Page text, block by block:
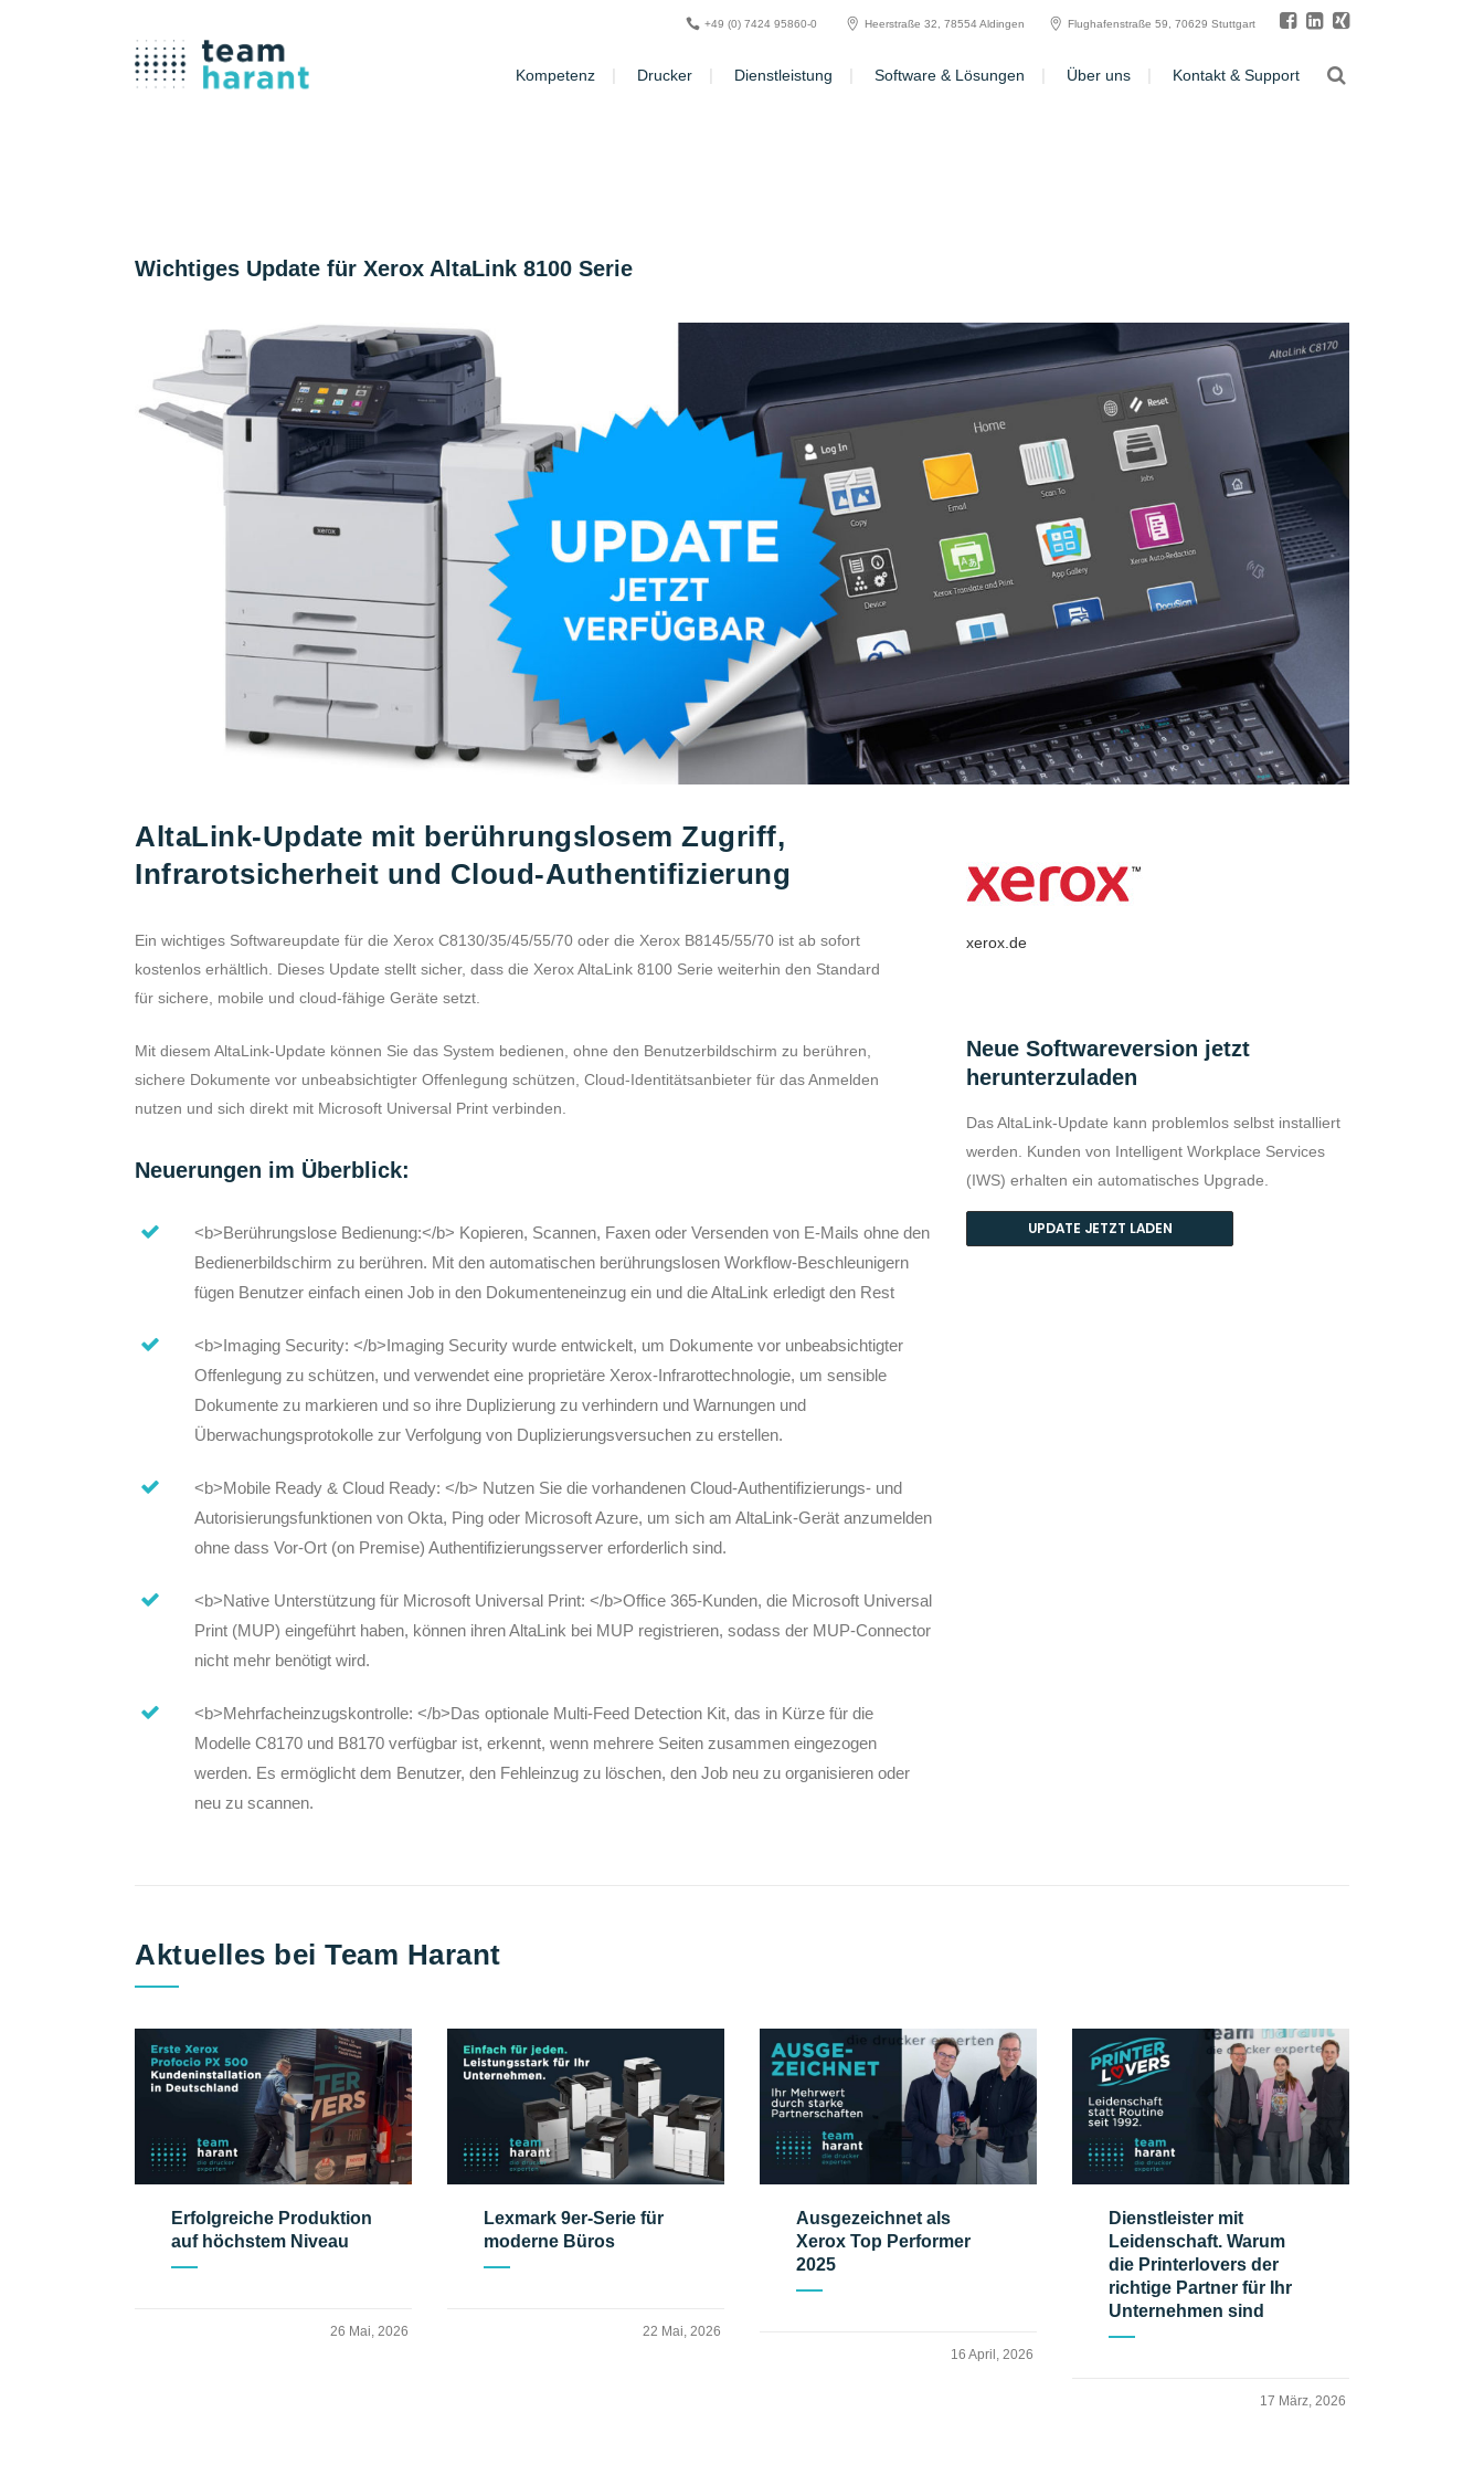
+49 (0) 7424 95860-0 Heerstraße 32, 78554 Aldingen Flughafenstraße 59, 70629 Stuttgart
Kompetenz Drucker Dienstleistung Software & Lösungen Über uns Kontakt & Support
Wichtiges Update für Xerox AltaLink 8100 Serie
AltaLink-Update mit berührungslosem Zugriff,
Infrarotsicherheit und Cloud-Authentifizierung
Ein wichtiges Softwareupdate für die Xerox C8130/35/45/55/70 oder die Xerox B8145/55/70 ist ab sofort
kostenlos erhältlich. Dieses Update stellt sicher, dass die Xerox AltaLink 8100 Serie weiterhin den Standard
für sichere, mobile und cloud-fähige Geräte setzt.
Mit diesem AltaLink-Update können Sie das System bedienen, ohne den Benutzerbildschirm zu berühren,
sichere Dokumente vor unbeabsichtigter Offenlegung schützen, Cloud-Identitätsanbieter für das Anmelden
nutzen und sich direkt mit Microsoft Universal Print verbinden.
Neuerungen im Überblick:
<b>Berührungslose Bedienung:</b> Kopieren, Scannen, Faxen oder Versenden von E-Mails ohne den
Bedienerbildschirm zu berühren. Mit den automatischen berührungslosen Workflow-Beschleunigern
fügen Benutzer einfach einen Job in den Dokumenteneinzug ein und die AltaLink erledigt den Rest
<b>Imaging Security: </b>Imaging Security wurde entwickelt, um Dokumente vor unbeabsichtigter
Offenlegung zu schützen, und verwendet eine proprietäre Xerox-Infrarottechnologie, um sensible
Dokumente zu markieren und so ihre Duplizierung zu verhindern und Warnungen und
Überwachungsprotokolle zur Verfolgung von Duplizierungsversuchen zu erstellen.
<b>Mobile Ready & Cloud Ready: </b> Nutzen Sie die vorhandenen Cloud-Authentifizierungs- und
Autorisierungsfunktionen von Okta, Ping oder Microsoft Azure, um sich am AltaLink-Gerät anzumelden
ohne dass Vor-Ort (on Premise) Authentifizierungsserver erforderlich sind.
<b>Native Unterstützung für Microsoft Universal Print: </b>Office 365-Kunden, die Microsoft Universal
Print (MUP) eingeführt haben, können ihren AltaLink bei MUP registrieren, sodass der MUP-Connector
nicht mehr benötigt wird.
<b>Mehrfacheinzugskontrolle: </b>Das optionale Multi-Feed Detection Kit, das in Kürze für die
Modelle C8170 und B8170 verfügbar ist, erkennt, wenn mehrere Seiten zusammen eingezogen
werden. Es ermöglicht dem Benutzer, den Fehleinzug zu löschen, den Job neu zu organisieren oder
neu zu scannen.
xerox.de
Neue Softwareversion jetzt
herunterzuladen
Das AltaLink-Update kann problemlos selbst installiert
werden. Kunden von Intelligent Workplace Services
(IWS) erhalten ein automatisches Upgrade.
UPDATE JETZT LADEN
Aktuelles bei Team Harant
Erfolgreiche Produktion
auf höchstem Niveau
26 Mai, 2026
Lexmark 9er-Serie für
moderne Büros
22 Mai, 2026
Ausgezeichnet als
Xerox Top Performer
2025
16 April, 2026
Dienstleister mit
Leidenschaft. Warum
die Printerlovers der
richtige Partner für Ihr
Unternehmen sind
17 März, 2026